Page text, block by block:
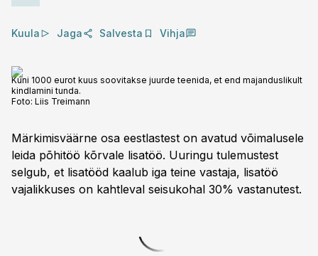
Kuula Jaga Salvesta Vihja
Kuni 1000 eurot kuus soovitakse juurde teenida, et end majanduslikult
kindlamini tunda.
Foto: Liis Treimann
Märkimisväärne osa eestlastest on avatud võimalusele
leida põhitöö kõrvale lisatöö. Uuringu tulemustest
selgub, et lisatööd kaalub iga teine vastaja, lisatöö
vajalikkuses on kahtleval seisukohal 30% vastanutest.